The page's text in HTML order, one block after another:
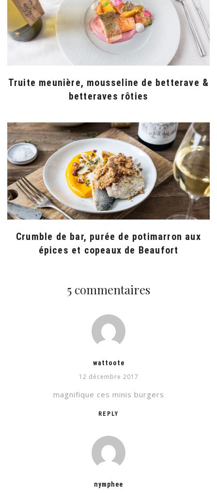
Truite meunière, mousseline de betterave &
betteraves rôties
Crumble de bar, purée de potimarron aux
épices et copeaux de Beaufort
5 commentaires
wattoote
12 décembre 2017
REPLY
magnifique ces minis burgers
nymphee